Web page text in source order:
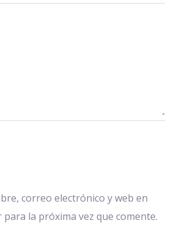
correo electrónico y web en
la próxima vez que comente.